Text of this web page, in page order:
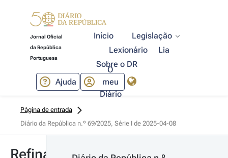
Jornal Oficial
da República
Portuguesa
Início
Legislação
Lexionário
Lia
Sobre o DR
Ajuda
O
meu
Diário
Página de entrada
Diário da República n.º 69/2025, Série I de 2025-04-08
Refinar